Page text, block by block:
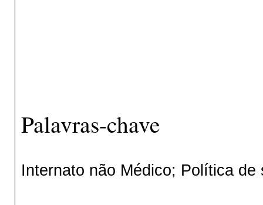
Palavras-chave
Internato não Médico; Política de